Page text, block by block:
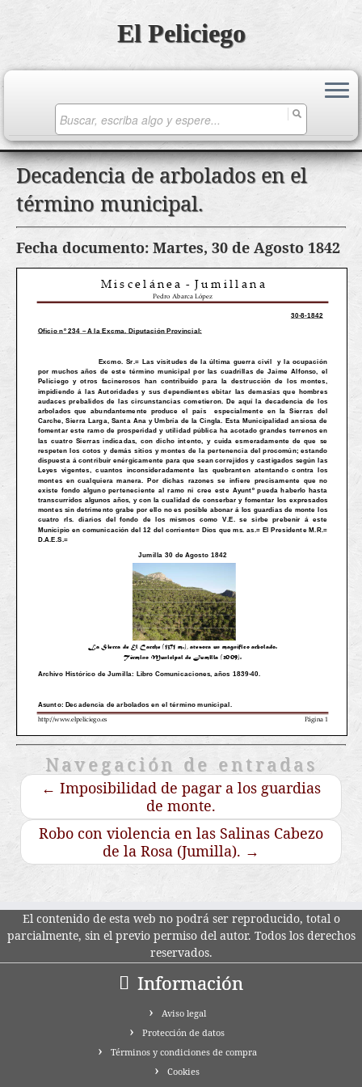
Saltar
contenido
El Peliciego
Decadencia de arbolados en el
término municipal.
Fecha documento: Martes, 30 de Agosto 1842
Navegación de entradas
← Imposibilidad de pagar a los guardias
de monte.
Robo con violencia en las Salinas Cabezo
de la Rosa (Jumilla). →
El contenido de esta web no podrá ser reproducido, total o
parcialmente, sin el previo permiso del autor. Todos los derechos
reservados.
Información
Aviso legal
Protección de datos
Términos y condiciones de compra
Cookies